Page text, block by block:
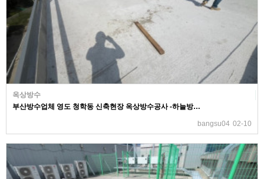
옥상방수
부산방수업체 영도 청학동 신축현장 옥상방수공사 -하늘방…
bangsu04 02-10